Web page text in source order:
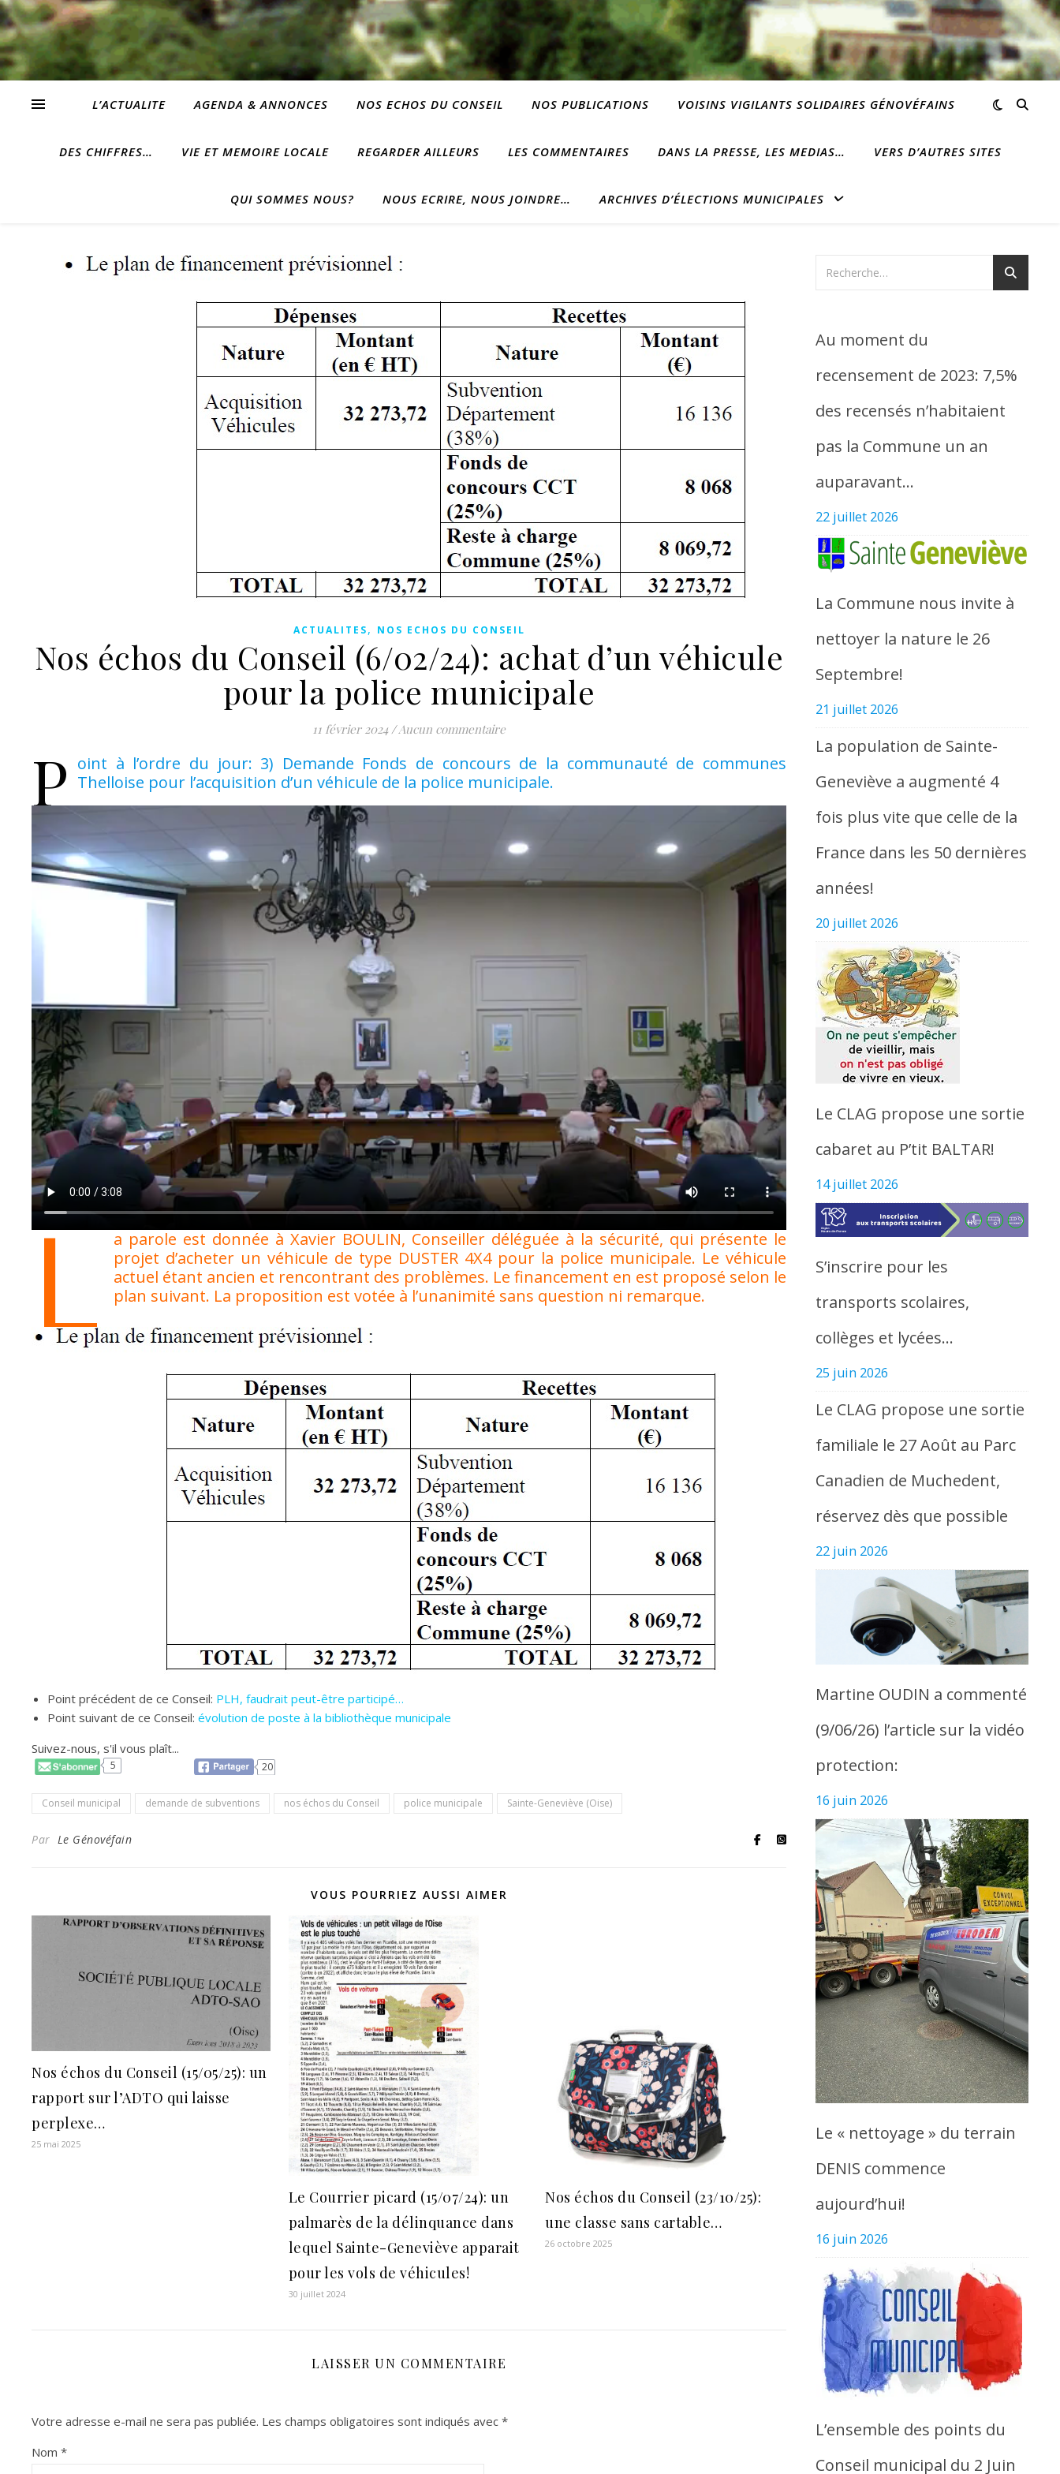
L’ACTUALITE AGENDA & ANNONCES NOS ECHOS DU CONSEIL NOS PUBLICATIONS VOISINS VIGILANTS SOLIDAIRES GÉNOVÉFAINS
DES CHIFFRES… VIE ET MEMOIRE LOCALE REGARDER AILLEURS LES COMMENTAIRES DANS LA PRESSE, LES MEDIAS… VERS D’AUTRES SITES
QUI SOMMES NOUS? NOUS ECRIRE, NOUS JOINDRE… ARCHIVES D’ÉLECTIONS MUNICIPALES
ACTUALITES, NOS ECHOS DU CONSEIL
Nos échos du Conseil (6/02/24): achat d’un véhicule
pour la police municipale
11 février 2024 /Aucun commentaire
P oint à l’ordre du jour: 3) Demande Fonds de concours de la communauté de communes
Thelloise pour l’acquisition d’un véhicule de la police municipale.
L
a parole est donnée à Xavier BOULIN, Conseiller déléguée à la sécurité, qui présente le
projet d’acheter un véhicule de type DUSTER 4X4 pour la police municipale. Le véhicule
actuel étant ancien et rencontrant des problèmes. Le financement en est proposé selon le
plan suivant. La proposition est votée à l’unanimité sans question ni remarque.
Point précédent de ce Conseil: PLH, faudrait peut-être participé…
Point suivant de ce Conseil: évolution de poste à la bibliothèque municipale
Suivez-nous, s'il vous plaît...
5 20
Conseil municipal demande de subventions nos échos du Conseil police municipale Sainte-Geneviève (Oise)
Par Le Génovéfain
VOUS POURRIEZ AUSSI AIMER
Nos échos du Conseil (15/05/25): un
rapport sur l’ADTO qui laisse
perplexe…
25 mai 2025
Le Courrier picard (15/07/24): un
palmarès de la délinquance dans
lequel Sainte-Geneviève apparait
pour les vols de véhicules!
30 juillet 2024
Nos échos du Conseil (23/10/25):
une classe sans cartable…
26 octobre 2025
LAISSER UN COMMENTAIRE
Votre adresse e-mail ne sera pas publiée. Les champs obligatoires sont indiqués avec *
Nom *
Au moment du
recensement de 2023: 7,5%
des recensés n’habitaient
pas la Commune un an
auparavant…
22 juillet 2026
La Commune nous invite à
nettoyer la nature le 26
Septembre!
21 juillet 2026
La population de Sainte-
Geneviève a augmenté 4
fois plus vite que celle de la
France dans les 50 dernières
années!
20 juillet 2026
Le CLAG propose une sortie
cabaret au P’tit BALTAR!
14 juillet 2026
S’inscrire pour les
transports scolaires,
collèges et lycées…
25 juin 2026
Le CLAG propose une sortie
familiale le 27 Août au Parc
Canadien de Muchedent,
réservez dès que possible
22 juin 2026
Martine OUDIN a commenté
(9/06/26) l’article sur la vidéo
protection:
16 juin 2026
Le « nettoyage » du terrain
DENIS commence
aujourd’hui!
16 juin 2026
L’ensemble des points du
Conseil municipal du 2 Juin